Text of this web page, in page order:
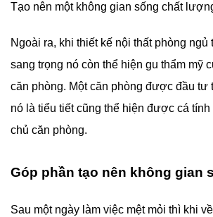
Tạo nên một không gian sống chất
Ngoài ra, khi thiết kế nội thất phòng ngủ
sang trọng nó còn thể hiện gu thẩm mỹ
căn phòng. Một căn phòng được đầu tư
nó là tiểu tiết cũng thể hiện được cá tính
chủ căn phòng.
Góp phần tạo nên không gian
Sau một ngày làm việc mệt mỏi thì khi